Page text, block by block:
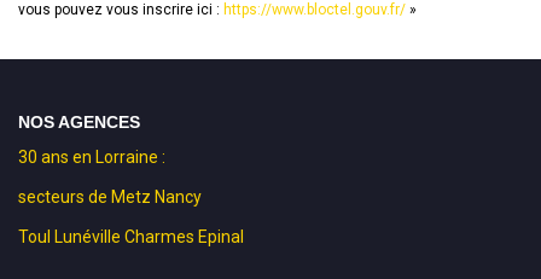
vous pouvez vous inscrire ici : https://www.bloctel.gouv.fr/ »
NOS AGENCES
30 ans en Lorraine :
secteurs de Metz Nancy
Toul Lunéville Charmes Epinal